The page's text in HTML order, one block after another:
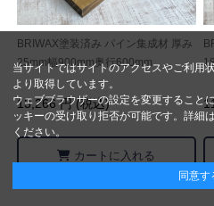
BRIWAX塗装済み パイン集成材 厚み
25mm幅900mm奥行600mm
13,266 円 (税込)
カートに入れる
当サイトではサイトのアクセスやご利用
より取得しています。
ウェブブラウザーの設定を変更すること
ッキーの受け取り拒否が可能です。詳細は
ください。
同意す